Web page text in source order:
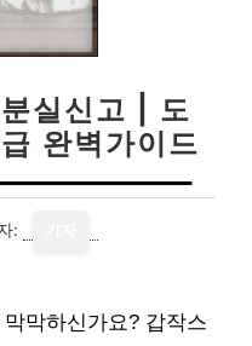
실신고 | 도
완벽가이드
:
막하신가요? 갑작스